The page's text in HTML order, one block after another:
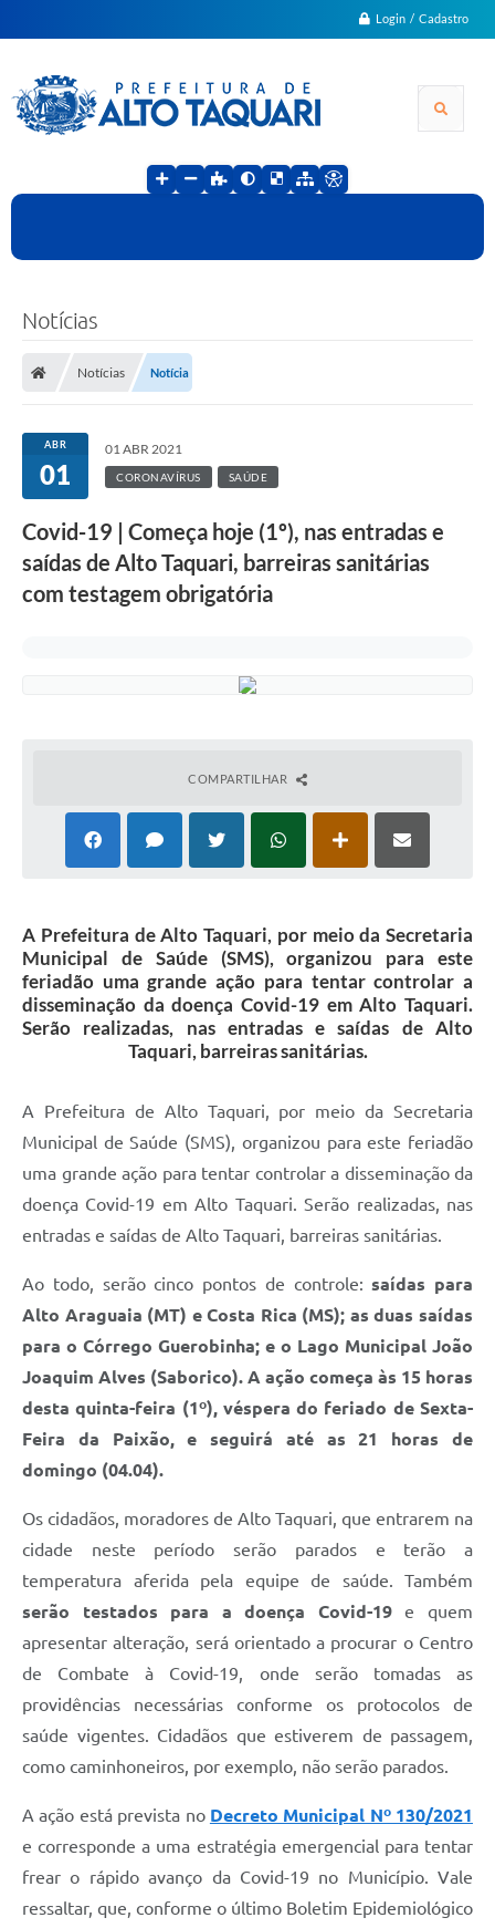
Login / Cadastro
Notícias
Notícias Notícia
ABR
01
01 ABR 2021
CORONAVÍRUS SAÚDE
Covid-19 | Começa hoje (1º), nas entradas e
saídas de Alto Taquari, barreiras sanitárias
com testagem obrigatória
COMPARTILHAR
A Prefeitura de Alto Taquari, por meio da Secretaria
Municipal de Saúde (SMS), organizou para este
feriadão uma grande ação para tentar controlar a
disseminação da doença Covid-19 em Alto Taquari.
Serão realizadas, nas entradas e saídas de Alto
Taquari, barreiras sanitárias.
A Prefeitura de Alto Taquari, por meio da Secretaria
Municipal de Saúde (SMS), organizou para este feriadão
uma grande ação para tentar controlar a disseminação da
doença Covid-19 em Alto Taquari. Serão realizadas, nas
entradas e saídas de Alto Taquari, barreiras sanitárias.
Ao todo, serão cinco pontos de controle:saídas para
Alto Araguaia (MT) e Costa Rica (MS); as duas saídas
para o Córrego Guerobinha; e o Lago Municipal João
Joaquim Alves (Saborico). A ação começa às 15 horas
desta quinta-feira (1º), véspera do feriado de Sexta-
Feira da Paixão, e seguirá até as 21 horas de
domingo (04.04).
Os cidadãos, moradores de Alto Taquari, que entrarem na
cidade neste período serão parados e terão a
temperatura aferida pela equipe de saúde. Também
serão testados para a doença Covid-19e quem
apresentar alteração, será orientado a procurar o Centro
de Combate à Covid-19, onde serão tomadas as
providências necessárias conforme os protocolos de
saúde vigentes. Cidadãos que estiverem de passagem,
como caminhoneiros, por exemplo, não serão parados.
A ação está prevista no Decreto Municipal Nº 130/2021
e corresponde a uma estratégia emergencial para tentar
frear o rápido avanço da Covid-19 no Município. Vale
ressaltar, que, conforme o último Boletim Epidemiológico